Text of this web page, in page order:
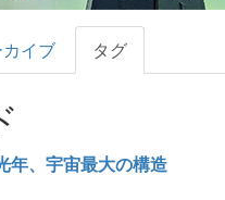
イブ タグ
年、宇宙最大の構造